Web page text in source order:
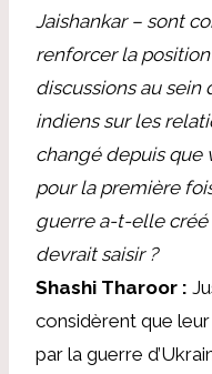
Jaishankar – sont
renforcer la
discussions au
indiens sur les
changé depuis que
pour la première
guerre a-t-elle créé
devrait saisir ?
Shashi Tharoor :
considèrent que
par la guerre